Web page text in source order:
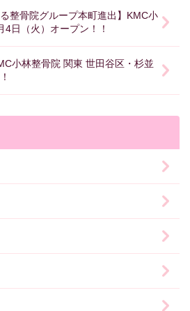
整骨院グループ本町進出】KMC小
日（火）オープン！！
小林整骨院 関東 世田谷区・杉並